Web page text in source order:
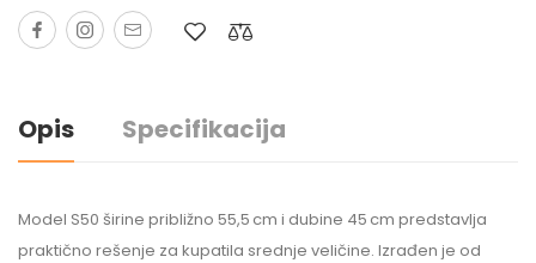
Opis Specifikacija
Model S50 širine približno 55,5 cm i dubine 45 cm predstavlja
praktično rešenje za kupatila srednje veličine. Izrađen je od